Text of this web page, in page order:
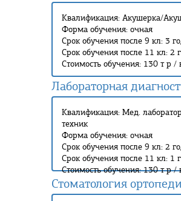
Квалификация: Акушерка/
Форма обучения: очная
Срок обучения после 9 кл: 3
Срок обучения после 11 кл: 2
Стоимость обучения: 130 т р /
Лабораторная
Квалификация: Мед.
техник
Форма обучения: очная
Срок обучения после 9 кл: 2
Срок обучения после 11 кл: 1
Стоимость обучения: 130 т р /
Стоматология